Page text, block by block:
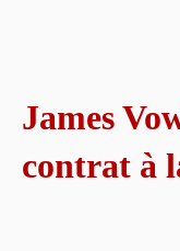
James
contrat à